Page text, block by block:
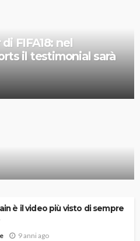
FIFA18: nel
il testimonial sarà
è il video più visto di sempre
9 anni ago